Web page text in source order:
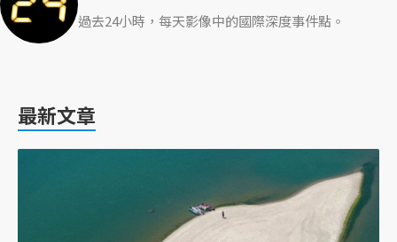
過去24小時，每天影像中的國際深度事件點。
最新文章